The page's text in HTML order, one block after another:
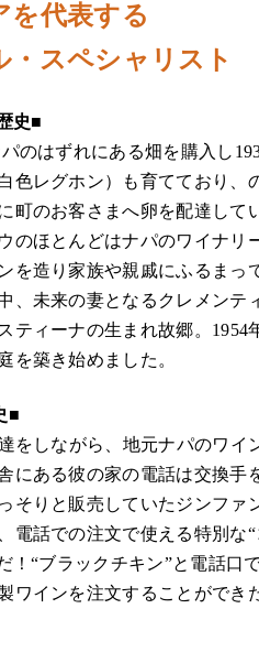
を代表する
・スペシャリスト
史■
のはずれにある畑を購入し
色レグホン）も育てており、
町のお客さまへ卵を配達して
のほとんどはナパのワイナリ
を造り家族や親戚にふるまっ
、未来の妻となるクレメンテ
ティーナの生まれ故郷。1954
を築き始めました。
■
をしながら、地元ナパのワイ
にある彼の家の電話は交換手
そりと販売していたジンファ
電話での注文で使える特別な
！“ブラックチキン”と電話口
ワインを注文することができ